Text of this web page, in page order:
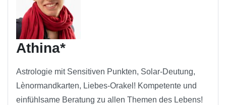
Athina*
Astrologie mit Sensitiven Punkten, Solar-Deutung,
Lènormandkarten, Liebes-Orakel! Kompetente und
einfühlsame Beratung zu allen Themen des Lebens!